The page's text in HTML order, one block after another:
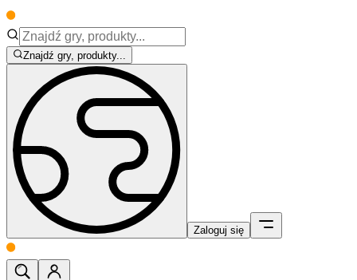
Znajdź gry, produkty...
Zaloguj się